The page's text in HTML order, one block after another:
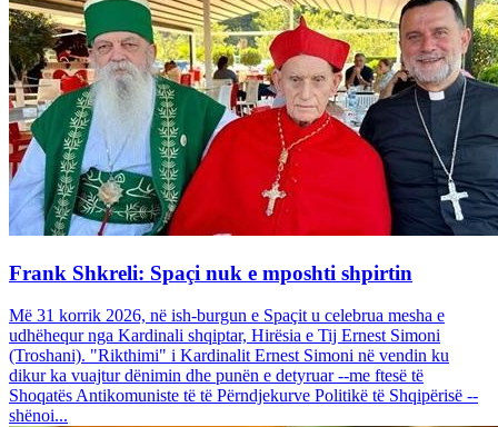
Frank Shkreli: Spaçi nuk e mposhti shpirtin
Më 31 korrik 2026, në ish-burgun e Spaçit u celebrua mesha e
udhëhequr nga Kardinali shqiptar, Hirësia e Tij Ernest Simoni
(Troshani). "Rikthimi" i Kardinalit Ernest Simoni në vendin ku
dikur ka vuajtur dënimin dhe punën e detyruar --me ftesë të
Shoqatës Antikomuniste të të Përndjekurve Politikë të Shqipërisë --
shënoi...